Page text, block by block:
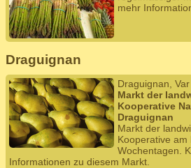
mehr
Draguignan
Draguignan, Var
Markt der
Kooperative
Draguignan
Markt der
Kooperative
Wochentagen.
Informationen zu diesem Markt.